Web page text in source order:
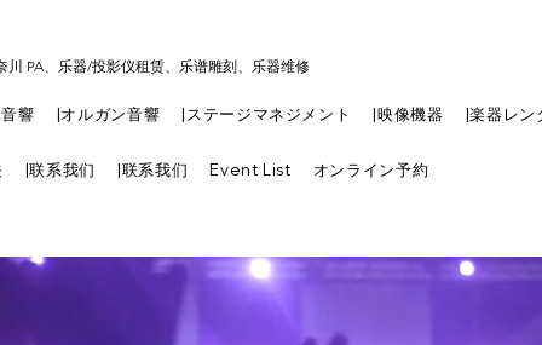
川 PA、乐器/投影仪租赁、乐谱雕刻、乐器维修
響 |オルガン音響 |ステージマネジメント |映像機器 |楽器レン
|联系我们 |联系我们 Event List オンライン予約